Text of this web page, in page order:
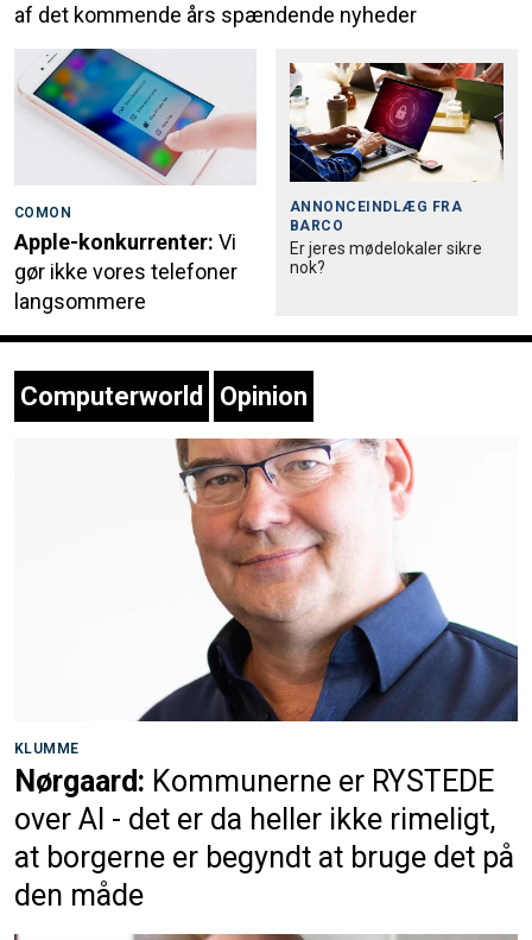
af det kommende års spændende nyheder
COMON
Apple-konkurrenter: Vi
gør ikke vores telefoner
langsommere
ANNONCEINDLÆG FRA
BARCO
Er jeres mødelokaler sikre
nok?
Computerworld Opinion
KLUMME
Nørgaard: Kommunerne er RYSTEDE
over AI - det er da heller ikke rimeligt,
at borgerne er begyndt at bruge det på
den måde